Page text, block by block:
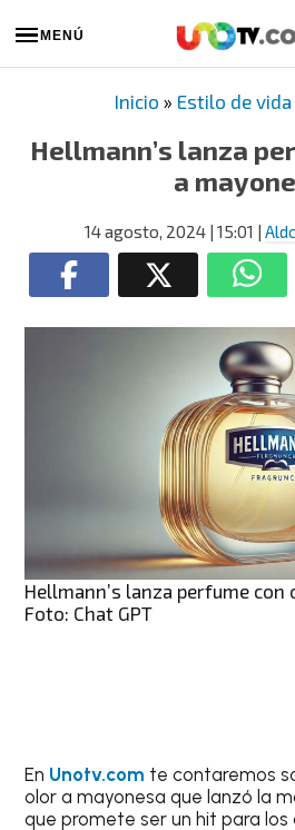
MENÚ
Inicio » Estilo de vida
Hellmann’s lanza
a
14 agosto, 2024| 15:01 |
Hellmann’s lanza perfume con
Foto: Chat GPT
En Unotv.com te contaremos
olor a mayonesa que lanzó la
que promete ser un hit para